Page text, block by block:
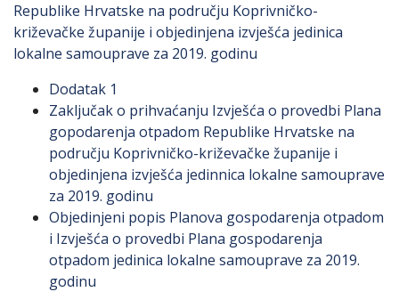
Republike Hrvatske na području Koprivničko-
križevačke županije i objedinjena izvješća jedinica
lokalne samouprave za 2019. godinu
Dodatak 1
Zaključak o prihvaćanju Izvješća o provedbi Plana
gopodarenja otpadom Republike Hrvatske na
području Koprivničko-križevačke županije i
objedinjena izvješća jedinnica lokalne samouprave
za 2019. godinu
Objedinjeni popis Planova gospodarenja otpadom
i Izvješća o provedbi Plana gospodarenja
otpadom jedinica lokalne samouprave za 2019.
godinu